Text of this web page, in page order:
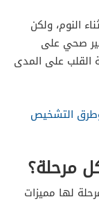
النوم، ولكن
صحي على
القلب على المدى
التشخيص
مرحلة؟
لها مميزات